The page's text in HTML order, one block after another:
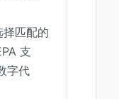
匹配的
支
字代